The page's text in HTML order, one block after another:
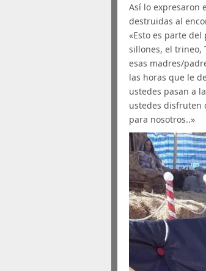
Así lo expresaron
destruidas al
«Esto es parte
sillones, el trineo,
esas madres/
las horas que le
ustedes pasan a
ustedes disfruten
para nosotros..»